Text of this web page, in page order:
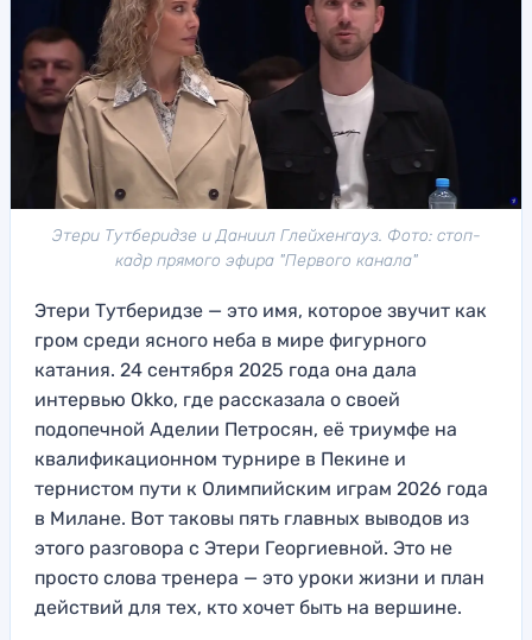
Этери Тутберидзе и Даниил Глейхенгауз. Фото: стоп-
кадр прямого эфира "Первого канала"
Этери Тутберидзе — это имя, которое звучит как
гром среди ясного неба в мире фигурного
катания. 24 сентября 2025 года она дала
интервью Okko, где рассказала о своей
подопечной Аделии Петросян, её триумфе на
квалификационном турнире в Пекине и
тернистом пути к Олимпийским играм 2026 года
в Милане. Вот таковы пять главных выводов из
этого разговора с Этери Георгиевной. Это не
просто слова тренера — это уроки жизни и план
действий для тех, кто хочет быть на вершине.